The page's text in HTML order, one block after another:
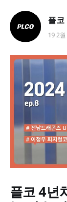
플코
19 2
플코 4년